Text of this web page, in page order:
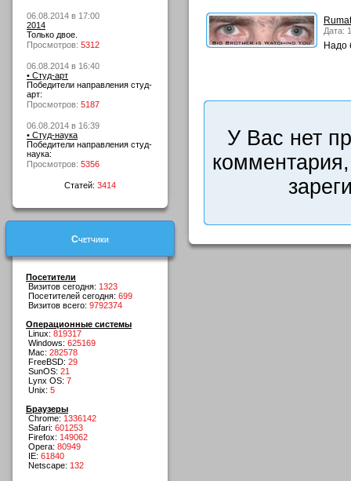
06.08.2014 в 17:00
2014
Только двое.
Просмотров: 5312
06.08.2014 в 16:40
• Студ-арт
Победители направления студ-
арт:
Просмотров: 5187
06.08.2014 в 16:39
• Студ-наука
Победители направления студ-
наука:
Просмотров: 5356
Статей: 3414
Счетчики
Посетители
Визитов сегодня: 1323
Посетителей сегодня: 699
Визитов всего: 9792374
Операционные системы
Linux: 819317
Windows: 625169
Mac: 282578
FreeBSD: 29
SunOS: 21
Lynx OS: 7
Unix: 5
Браузеры
Chrome: 1336142
Safari: 601253
Firefox: 149062
Opera: 80949
IE: 61840
Netscape: 132
Дата:
Надо
У Вас нет